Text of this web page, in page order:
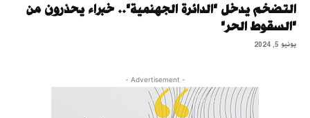
التضخم يدخل "الدائرة الجهنمية".. خبراء يحذرون من
"السقوط الحر"
يونيو 5, 2024
- Advertisement -